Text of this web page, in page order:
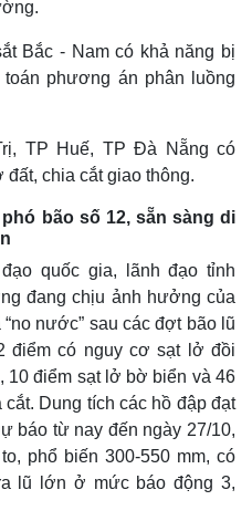
Bắc - Nam có khả năng bị
phương án phân luồng
TP Huế, TP Đà Nẵng có
chia cắt giao thông.
bão số 12, sẵn sàng di
quốc gia, lãnh đạo tỉnh
đang chịu ảnh hưởng của
nước” sau các đợt bão lũ
điểm có nguy cơ sạt lở đồi
10 điểm sạt lở bờ biển và 46
Dung tích các hồ đập đạt
báo từ nay đến ngày 27/10,
phổ biến 300-550 mm, có
lũ lớn ở mức báo động 3,